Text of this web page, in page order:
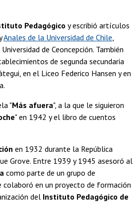
Pedagógico y escribió artículos
Anales de la Universidad de Chile,
de Ceoncepción. También
de segunda secundaria
en el Liceo Federico Hansen y en
"Más afuera", a la que le siguieron
" en 1942 y el libro de cuentos
en 1932 durante la República
Grove. Entre 1939 y 1945 asesoró al
como parte de un grupo de
colaboró en un proyecto de formación
del Instituto Pedagógico de